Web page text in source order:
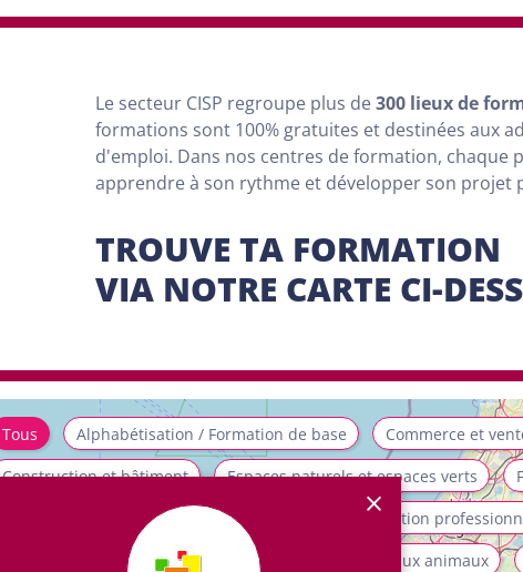
Le secteur CISP regroupe plus de300 lieux de
formations sont 100% gratuites et destinées aux
d'emploi. Dans nos centres de formation, chaque
apprendre à son rythme et développer son projet
TROUVE TA FORMATION
VIA NOTRE CARTE CI-
Tous Alphabétisation / Formation de base Commerce et
Construction et bâtiment
Espaces naturels et espaces verts
Installation et maintenance
Orientation
Services aux personnes et à la collectivité
Soins aux animaux